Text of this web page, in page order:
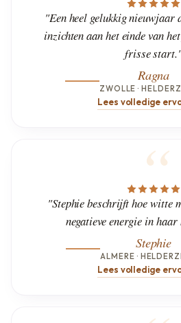
"Een heel gelukkig
inzichten aan het einde van
frisse
Ragna
ZWOLLE ·
Lees volledige
"Stephie beschrijft hoe witte
negatieve energie in
Stephie
ALMERE ·
Lees volledige